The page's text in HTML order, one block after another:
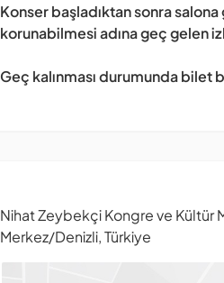
Konser başladıktan sonra
korunabilmesi adına geç gelen
Geç kalınması durumunda
Nihat Zeybekçi Kongre ve Kültür
Merkez/Denizli, Türkiye